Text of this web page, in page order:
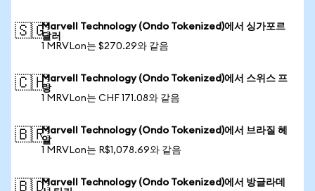
🇸🇬Marvell Technology (Ondo Tokenized)에서 싱가포르
달러
1 MRVLon는 $270.29와 같음
🇨🇭Marvell Technology (Ondo Tokenized)에서 스위스 프
랑
1 MRVLon는 CHF 171.08와 같음
🇧🇷Marvell Technology (Ondo Tokenized)에서 브라질 헤
알
1 MRVLon는 R$1,078.69와 같음
🇧🇩Marvell Technology (Ondo Tokenized)에서 방글라데